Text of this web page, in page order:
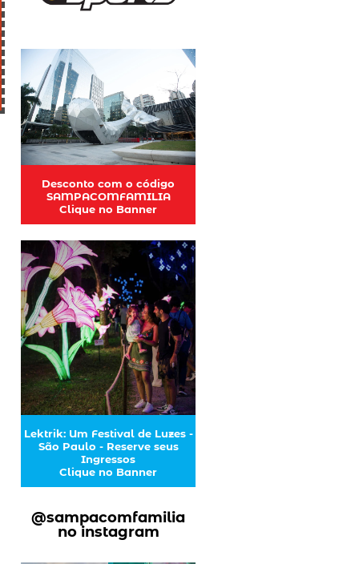
Desconto com o código
SAMPACOMFAMILIA
Clique no Banner
Lektrik: Um Festival de Luzes -
São Paulo - Reserve seus
Ingressos
Clique no Banner
@sampacomfamilia
no instagram